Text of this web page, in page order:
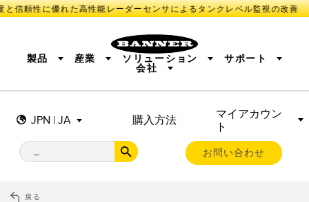
信頼性に優れた高性能レーダーセンサによるタンクレベル監視の改善
JPN | JA 購入方法
マイアカウン
ト
お問い合わせ
製品
センサ
測定ソリューション
BARCODE & VISION
リモートI/O
CONNECTIVITY
産業 ソリューション
IIOT AND THE SMART FACTORY
MACHINE GUARDING
PICK-TO-LIGHT
INDUSTRIAL ILLUMINATION
MEASUREMENT & INSPECTION
サポート
会社
戻る